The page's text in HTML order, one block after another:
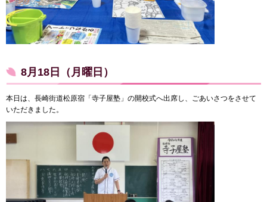
8月18日（月曜日）
本日は、長崎街道松原宿「寺子屋塾」の開校式へ出席し、ごあいさつをさせて
いただきました。